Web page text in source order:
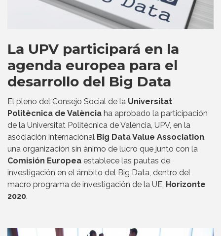
La UPV participará en la
agenda europea para el
desarrollo del Big Data
El pleno del Consejo Social de la Universitat
Politècnica de València ha aprobado la participación
de la Universitat Politècnica de València, UPV, en la
asociación internacional Big Data Value Association,
una organización sin ánimo de lucro que junto con la
Comisión Europea establece las pautas de
investigación en el ámbito del Big Data, dentro del
macro programa de investigación de la UE, Horizonte
2020.